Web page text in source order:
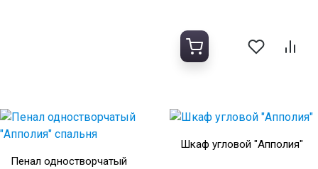
Пенал одностворчатый
Шкаф угловой "Апполия"